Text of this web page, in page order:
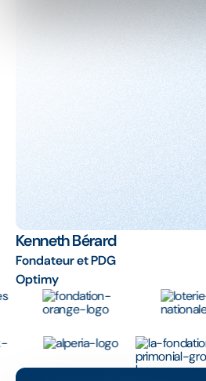
Kenneth Bérard
Fondateur et PDG
Optimy